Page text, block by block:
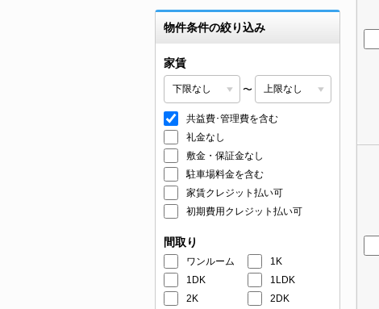
物件条件の絞り込み
家賃
〜
共益費･管理費を含む
礼金なし
敷金・保証金なし
駐車場料金を含む
家賃クレジット払い可
初期費用クレジット払い可
間取り
ワンルーム
1K
1DK
1LDK
2K
2DK